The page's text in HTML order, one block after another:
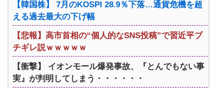
【韓国株】 7月のKOSPI 28.9％下落…通貨危機を超
える過去最大の下げ幅
【悲報】高市首相の“個人的なSNS投稿”で習近平ブ
チギレ説ｗｗｗｗｗ
【衝撃】 イオンモール爆発事故、『とんでもない事
実』が判明してしまう・・・・・・